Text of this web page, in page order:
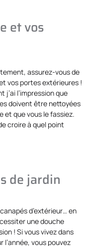
et vos
assurez-vous de
vos portes extérieures !
j’ai l’impression que
doivent être nettoyées
et que vous le fassiez.
croire à quel point
de jardin
d’extérieur… en
une douche
! Si vous vivez dans
l’année, vous pouvez